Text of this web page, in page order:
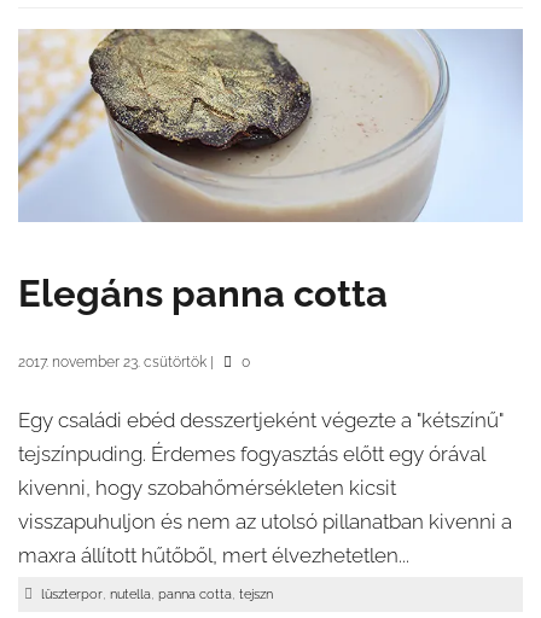
Elegáns panna cotta
2017. november 23. csütörtök 0
Egy családi ebéd desszertjeként végezte a "kétszínű"
tejszínpuding. Érdemes fogyasztás előtt egy órával
kivenni, hogy szobahőmérsékleten kicsit
visszapuhuljon és nem az utolsó pillanatban kivenni a
maxra állított hűtőből, mert élvezhetetlen...
lüszterpor, nutella, panna cotta, tejszn